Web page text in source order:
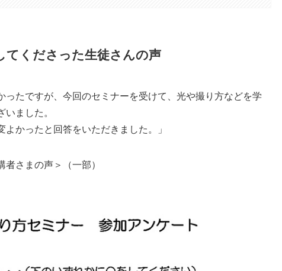
てくださった生徒さんの声
ったですが、今回のセミナーを受けて、光や撮り方などを学
ました。
かったと回答をいただきました。」
者さまの声＞（一部）